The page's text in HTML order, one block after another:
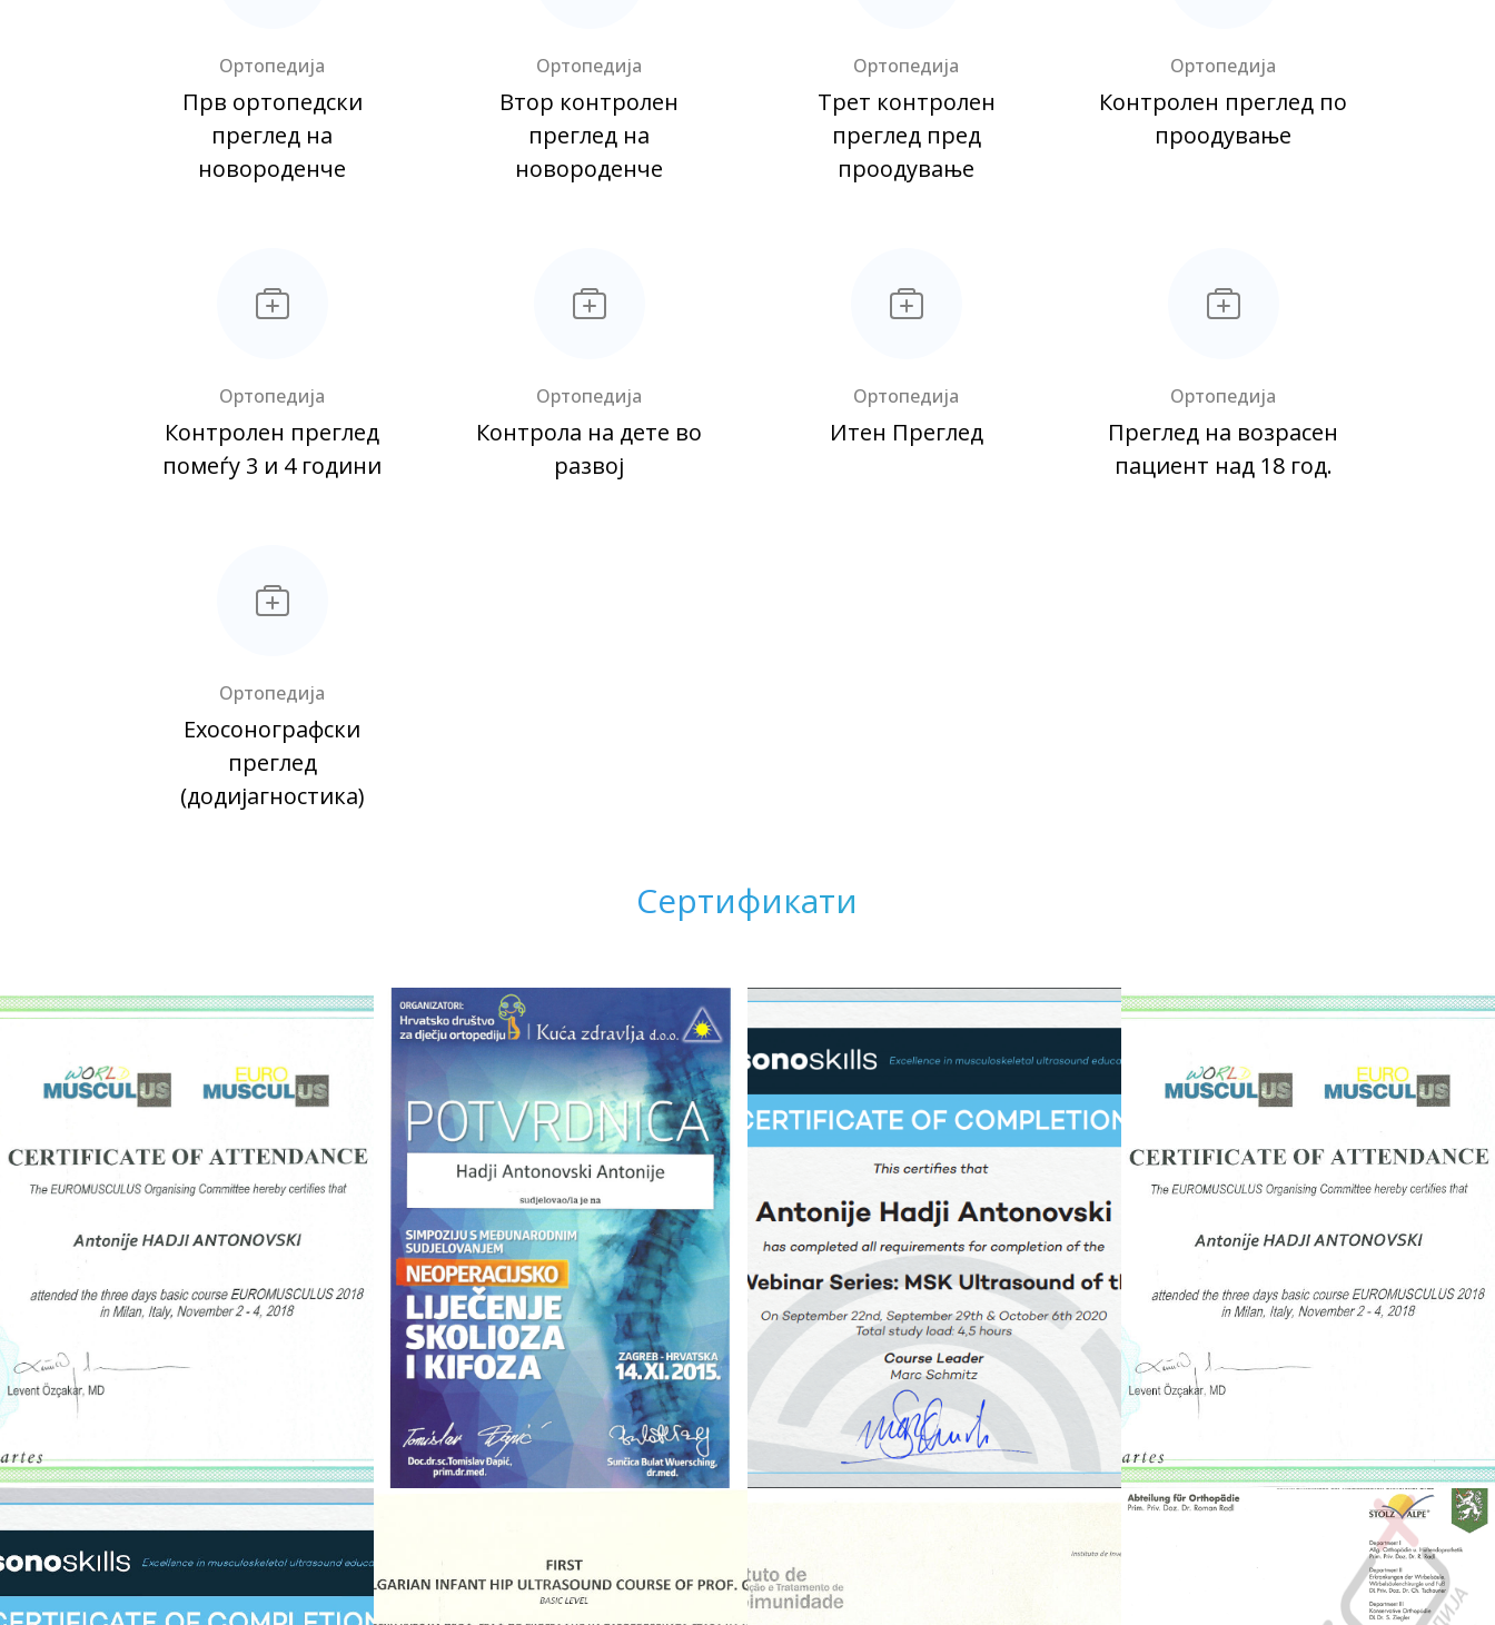
Ортопедија
Прв ортопедски
преглед на
новороденче
Ортопедија
Втор контролен
преглед на
новороденче
Ортопедија
Трет контролен
преглед пред
проодување
Ортопедија
Контролен преглед по
проодување
Ортопедија
Контролен преглед
помеѓу 3 и 4 години
Ортопедија
Контрола на дете во
развој
Ортопедија
Итен Преглед
Ортопедија
Преглед на возрасен
пациент над 18 год.
Ортопедија
Ехосонографски
преглед
(додијагностика)
Сертификати